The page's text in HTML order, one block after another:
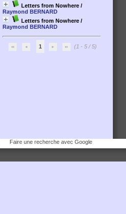
Letters from Nowhere /
Raymond BERNARD
Letters from Nowhere /
Raymond BERNARD
1 (1 - 5 / 5)
Faire une recherche avec Google